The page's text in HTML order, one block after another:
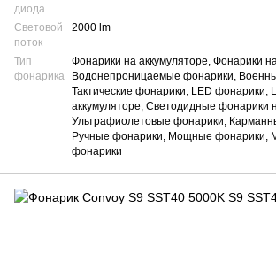
диода
Световой
поток
2000 lm
Тип
фонарика
Фонарики на аккумуляторе, Фонарики
Водонепроницаемые фонарики,
Тактические фонарики, LED фонарики,
аккумуляторе, Светодидные фонарики
Ультрафиолетовые фонарики,
Ручные фонарики, Мощные фонарики,
фонарики